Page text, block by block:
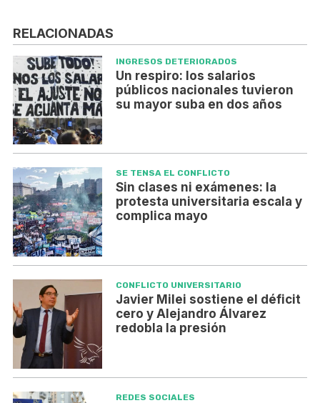
RELACIONADAS
INGRESOS DETERIORADOS
Un respiro: los salarios
públicos nacionales tuvieron
su mayor suba en dos años
SE TENSA EL CONFLICTO
Sin clases ni exámenes: la
protesta universitaria escala y
complica mayo
CONFLICTO UNIVERSITARIO
Javier Milei sostiene el déficit
cero y Alejandro Álvarez
redobla la presión
REDES SOCIALES